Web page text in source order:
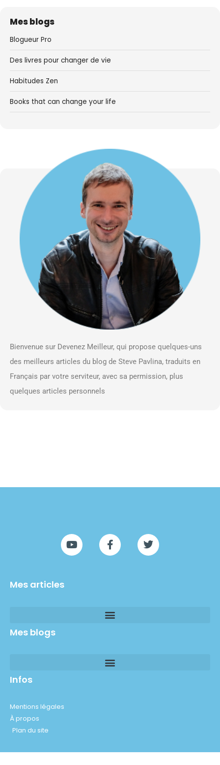
Mes blogs
Blogueur Pro
Des livres pour changer de vie
Habitudes Zen
Books that can change your life
Bienvenue sur Devenez Meilleur, qui propose quelques-uns
des meilleurs articles du blog de Steve Pavlina, traduits en
Français par votre serviteur, avec sa permission, plus
quelques articles personnels
Mes articles
Mes blogs
Infos
Mentions légales
À propos
Plan du site